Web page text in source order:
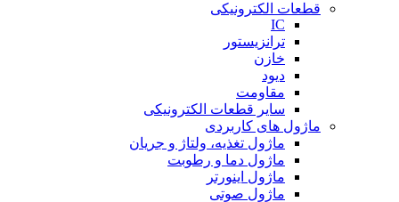
قطعات الکترونیکی
IC
ترانزیستور
خازن
دیود
مقاومت
سایر قطعات الکترونیکی
ماژول های کاربردی
ماژول تغذیه، ولتاژ و جریان
ماژول دما و رطوبت
ماژول اینورتر
ماژول صوتی